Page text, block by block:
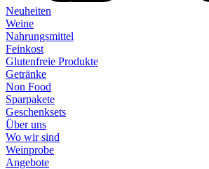
Neuheiten
Weine
Nahrungsmittel
Feinkost
Glutenfreie Produkte
Getränke
Non Food
Sparpakete
Geschenksets
Über uns
Wo wir sind
Weinprobe
Angebote